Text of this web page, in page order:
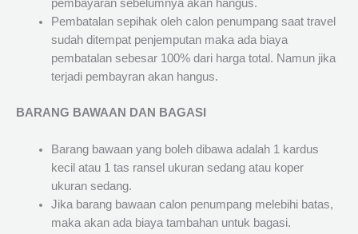
pembayaran sebelumnya akan hangus.
Pembatalan sepihak oleh calon penumpang saat travel
sudah ditempat penjemputan maka ada biaya
pembatalan sebesar 100% dari harga total. Namun jika
terjadi pembayran akan hangus.
BARANG BAWAAN DAN BAGASI
Barang bawaan yang boleh dibawa adalah 1 kardus
kecil atau 1 tas ransel ukuran sedang atau koper
ukuran sedang.
Jika barang bawaan calon penumpang melebihi batas,
maka akan ada biaya tambahan untuk bagasi.